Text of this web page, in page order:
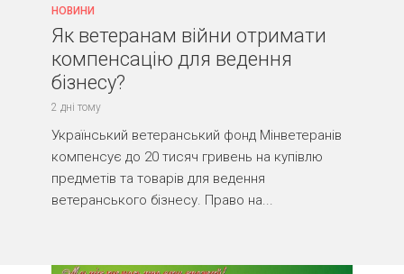
НОВИНИ
Як ветеранам війни отримати
компенсацію для ведення
бізнесу?
2 дні тому
Український ветеранський фонд Мінветеранів
компенсує до 20 тисяч гривень на купівлю
предметів та товарів для ведення
ветеранського бізнесу. Право на...